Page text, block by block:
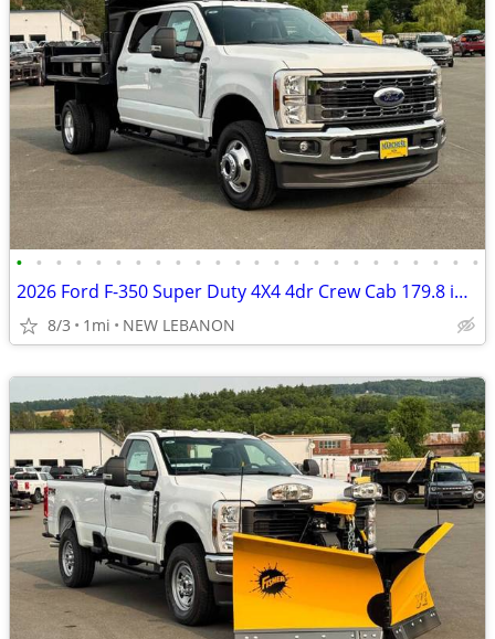
• • • • • • • • • • • • • • • • • • • • • • • •
2026 Ford F-350 Super Duty 4X4 4dr Crew Cab 179.8 in. WB
8/3 1mi NEW LEBANON